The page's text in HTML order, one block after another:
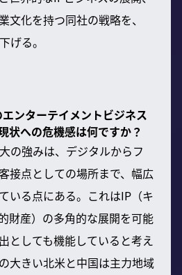
文化を持つ同社の戦略を、
げる。
ンターテイメントビジネス
状への危機感は何ですか？
の強みは、デジタルからフ
接点としての場所まで、幅広
いる点にある。これはIP（キ
財産）の多角的な展開を可能
としても機能していると考え
大きい北米と中国は主力地域